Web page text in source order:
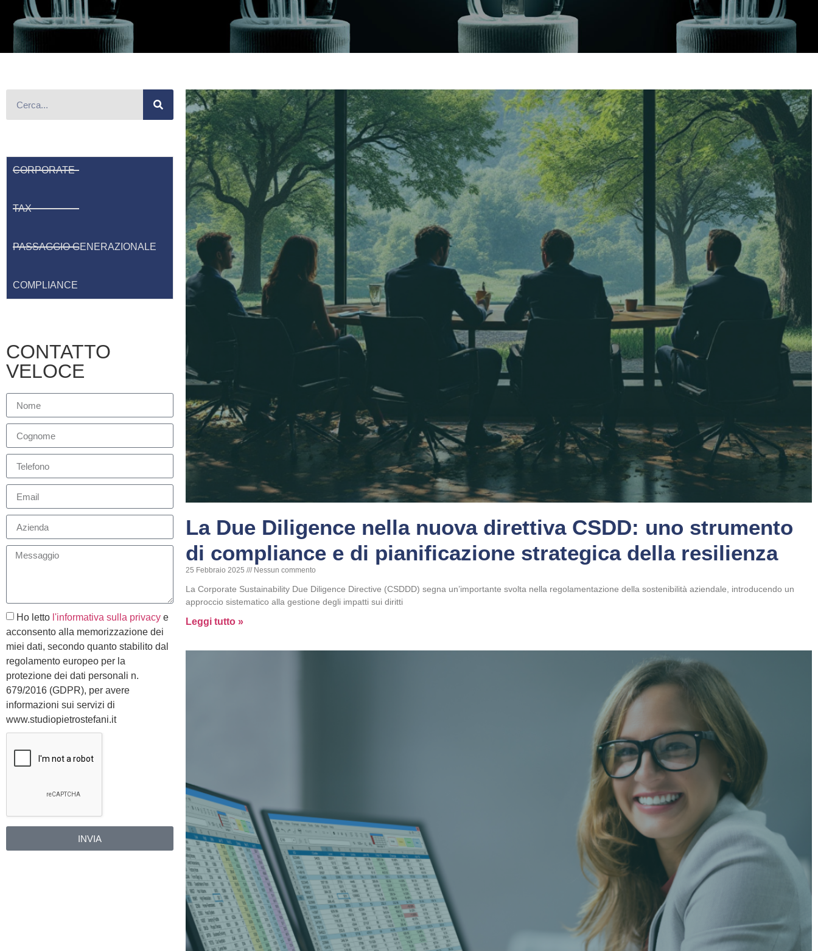
CORPORATE
TAX
PASSAGGIO GENERAZIONALE
COMPLIANCE
CONTATTO
VELOCE
Ho letto l'informativa sulla privacy e
acconsento alla memorizzazione dei
miei dati, secondo quanto stabilito dal
regolamento europeo per la
protezione dei dati personali n.
679/2016 (GDPR), per avere
informazioni sui servizi di
www.studiopietrostefani.it
INVIA
La Due Diligence nella nuova direttiva CSDD: uno strumento
di compliance e di pianificazione strategica della resilienza
25 Febbraio 2025 Nessun commento
La Corporate Sustainability Due Diligence Directive (CSDDD) segna un’importante svolta nella regolamentazione della sostenibilità aziendale, introducendo un
approccio sistematico alla gestione degli impatti sui diritti
Leggi tutto »